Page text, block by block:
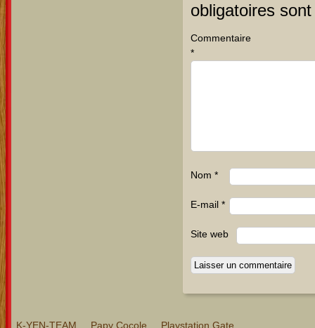
obligatoires
Commentaire
*
Nom *
E-mail *
Site web
K-YEN-TEAM Papy Cocole Playstation Gate